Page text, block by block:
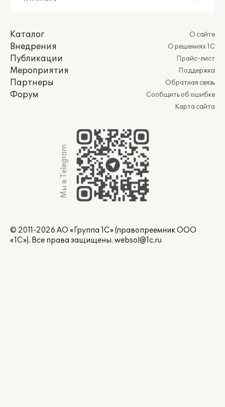
Каталог
Внедрения
Публикации
Мероприятия
Партнеры
Форум
О сайте
О решениях 1С
Прайс-лист
Поддержка
Обратная связь
Сообщить об ошибке
Карта сайта
Мы в Telegram
© 2011-2026 АО «Группа 1С» (правопреемник ООО
«1С»). Все права защищены. websol@1c.ru